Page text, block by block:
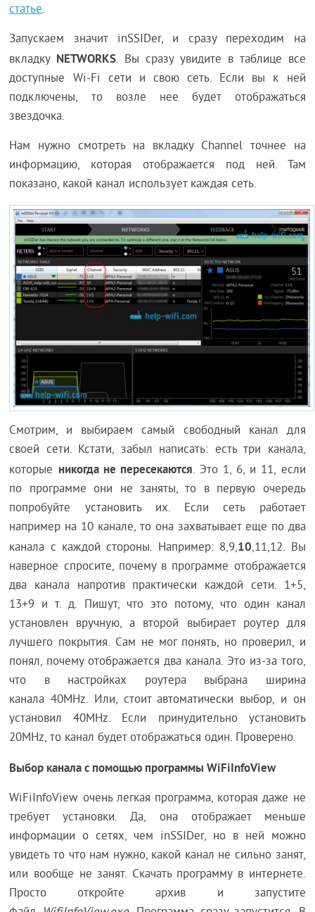
статье.
Запускаем значит inSSIDer, и сразу переходим на
вкладку NETWORKS. Вы сразу увидите в таблице все
доступные Wi-Fi сети и свою сеть. Если вы к ней
подключены, то возле нее будет отображаться
звездочка.
Нам нужно смотреть на вкладку Channel точнее на
информацию, которая отображается под ней. Там
показано, какой канал использует каждая сеть.
Смотрим, и выбираем самый свободный канал для
своей сети. Кстати, забыл написать: есть три канала,
которые никогда не пересекаются. Это 1, 6, и 11, если
по программе они не заняты, то в первую очередь
попробуйте установить их. Если сеть работает
например на 10 канале, то она захватывает еще по два
канала с каждой стороны. Например: 8,9,10,11,12. Вы
наверное спросите, почему в программе отображается
два канала напротив практически каждой сети. 1+5,
13+9 и т. д. Пишут, что это потому, что один канал
установлен вручную, а второй выбирает роутер для
лучшего покрытия. Сам не мог понять, но проверил, и
понял, почему отображается два канала. Это из-за того,
что в настройках роутера выбрана ширина
канала 40MHz. Или, стоит автоматически выбор, и он
установил 40MHz. Если принудительно установить
20MHz, то канал будет отображаться один. Проверено.
Выбор канала с помощью программы WiFiInfoView
WiFiInfoView очень легкая программа, которая даже не
требует установки. Да, она отображает меньше
информации о сетях, чем inSSIDer, но в ней можно
увидеть то что нам нужно, какой канал не сильно занят,
или вообще не занят. Скачать программу в интернете.
Просто откройте архив и запустите